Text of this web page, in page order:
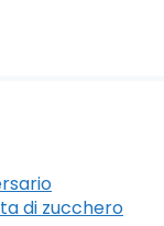
di zucchero